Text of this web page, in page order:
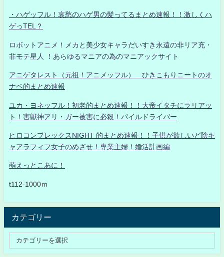
・ハゲッフル！哀愁のハゲ男の髪ってるまとめ速報！！激しくハ
ゲっTEL？
ロボットアニメ！メカと美少女キャラだいすき永遠の非リア充・
非モテ星人 ！あらゆるマニアの為のマニアックサイト
アニゲタレスト（元祖！アニメッフル） ひきこもりニートのオ
ナベ的まとめ速報
ユカ・ヨネッフル！初老的まとめ速報！！大帝イタチにラリアッ
ト！害獣神アリ・ガー被害に必殺！パイルドライバー
ヒロコンプレックスNIGHT 的まとめ速報！！子供が欲しいど陰キ
ャアラフィフ女子のめざせ！専業主婦！婚活計画編
萌えっとこあに！
t112-1000ｍ
カテゴリー